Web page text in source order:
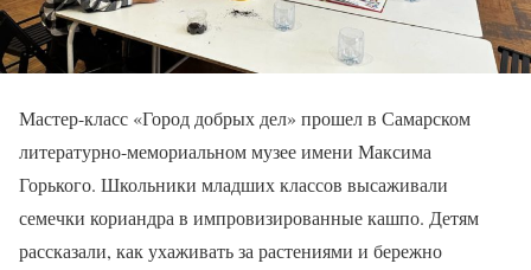
Мастер-класс «Город добрых дел» прошел в Самарском
литературно-мемориальном музее имени Максима
Горького. Школьники младших классов высаживали
семечки кориандра в импровизированные кашпо. Детям
рассказали, как ухаживать за растениями и бережно